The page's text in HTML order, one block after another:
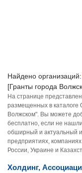
Найдено организаций:
[Гранты города
На странице
размещенных в каталоге
Волжском". Вы можете
бесплатно, если не
обширный и актуальный
предприятиях,
России, Украине и
Холдинг,